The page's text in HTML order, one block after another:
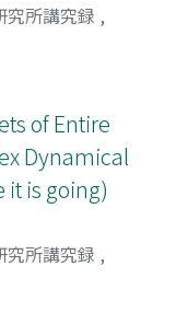
究所講究録 ,
of Entire
Dynamical
it is going)
究所講究録 ,